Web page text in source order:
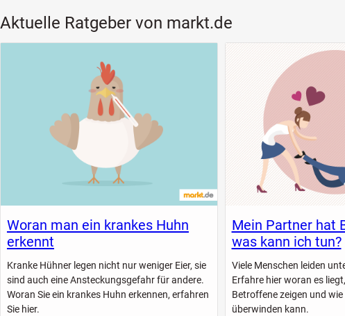
Aktuelle Ratgeber von markt.de
Woran man ein krankes Huhn
erkennt
Kranke Hühner legen nicht nur weniger Eier, sie
sind auch eine Ansteckungsgefahr für andere.
Woran Sie ein krankes Huhn erkennen, erfahren
Sie hier.
Mein Partner hat
was kann ich tun?
Viele Menschen leiden
Erfahre hier woran es
Betroffene zeigen und
überwinden kann.